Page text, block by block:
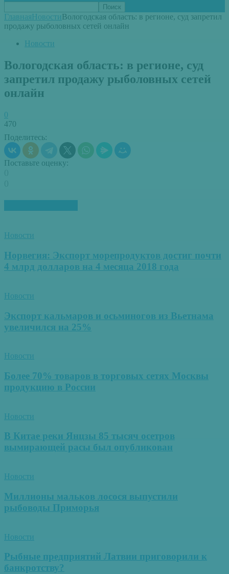
ГлавнаяНовостиВологодская область: в регионе, суд запретил
продажу рыболовных сетей онлайн
Новости
Вологодская область: в регионе, суд
запретил продажу рыболовных сетей
онлайн
0
470
Поделитесь:
Поставьте оценку:
Новости
Норвегия: Экспорт морепродуктов достиг почти
4 млрд долларов на 4 месяца 2018 года
Новости
Экспорт кальмаров и осьминогов из Вьетнама
увеличился на 25%
Новости
Более 70% товаров в торговых сетях Москвы
продукцию в России
Новости
В Китае реки Янцзы 85 тысяч осетров
вымирающей расы был опубликован
Новости
Миллионы мальков лосося выпустили
рыбоводы Приморья
Новости
Рыбные предприятий Латвии приговорили к
банкротству?